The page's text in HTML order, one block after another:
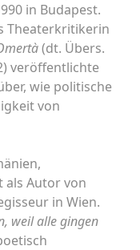
in Budapest.
Theaterkritikerin
(dt. Übers.
veröffentlichte
wie politische
von
als Autor von
in Wien.
weil alle gingen